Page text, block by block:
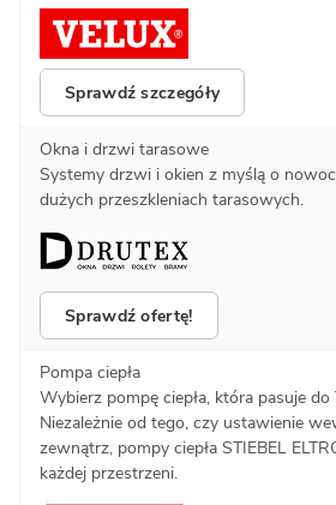
Sprawdź szczegóły
Okna i drzwi tarasowe
Systemy drzwi i okien z myślą o
dużych przeszkleniach tarasowych.
Sprawdź ofertę!
Pompa ciepła
Wybierz pompę ciepła, która pasuje
Niezależnie od tego, czy ustawienie
zewnątrz, pompy ciepła STIEBEL
każdej przestrzeni.